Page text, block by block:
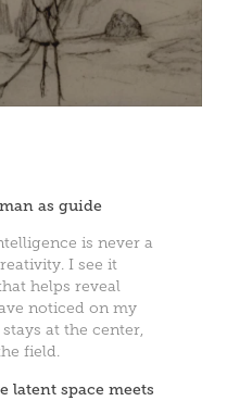
as guide
is never a
I see it
helps reveal
noticed on my
at the center,
field.
latent space meets